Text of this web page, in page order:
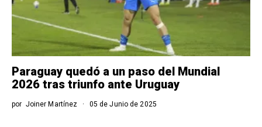
Paraguay quedó a un paso del Mundial
2026 tras triunfo ante Uruguay
por Joiner Martínez 05 de Junio de 2025